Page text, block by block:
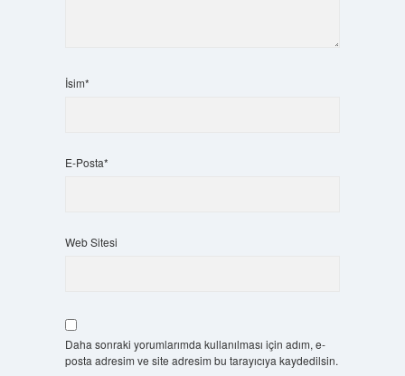
İsim*
E-Posta*
Web Sitesi
Daha sonraki yorumlarımda kullanılması için adım, e-
posta adresim ve site adresim bu tarayıcıya kaydedilsin.